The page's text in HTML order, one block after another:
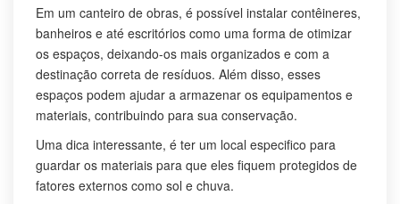
Em um canteiro de obras, é possível instalar contêineres,
banheiros e até escritórios como uma forma de otimizar
os espaços, deixando-os mais organizados e com a
destinação correta de resíduos. Além disso, esses
espaços podem ajudar a armazenar os equipamentos e
materiais, contribuindo para sua conservação.
Uma dica interessante, é ter um local especifico para
guardar os materiais para que eles fiquem protegidos de
fatores externos como sol e chuva.